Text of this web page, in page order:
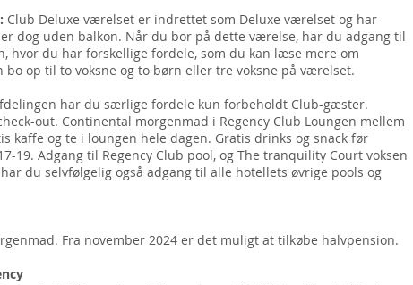
Club Deluxe værelset er indrettet som Deluxe værelset og har
dog uden balkon. Når du bor på dette værelse, har du adgang til
hvor du har forskellige fordele, som du kan læse mere om
bo op til to voksne og to børn eller tre voksne på værelset.
har du særlige fordele kun forbeholdt Club-gæster.
out. Continental morgenmad i Regency Club Loungen mellem
kaffe og te i loungen hele dagen. Gratis drinks og snack før
19. Adgang til Regency Club pool, og The tranquility Court voksen
du selvfølgelig også adgang til alle hotellets øvrige pools og
Fra november 2024 er det muligt at tilkøbe halvpension.